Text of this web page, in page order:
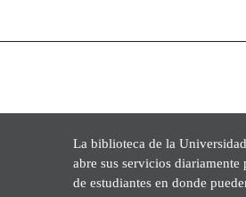
La biblioteca de la
abre sus servicios
de estudiantes en donde